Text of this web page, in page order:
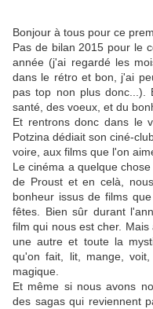
Bonjour à tous pour ce
Pas de bilan 2015 pour le
année (j'ai regardé les
dans le rétro et bon, j'ai
pas top non plus donc...).
santé, des voeux, et du
Et rentrons donc dans le
Potzina dédiait son ciné-
voire, aux films que l'on
Le cinéma a quelque
de Proust et en celà,
bonheur issus de films
fêtes. Bien sûr durant
film qui nous est cher.
une autre et toute la
qu'on fait, lit, mange,
magique.
Et même si nous avons
des sagas qui reviennent